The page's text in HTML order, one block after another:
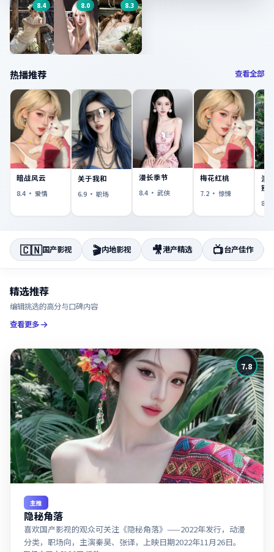
今日主推
隐秘角落
7.8分 ·职场·中国大陆
8.4
繁花似锦
8.0 8.3
热播推荐 查看全部
暗战风云
8.4 · 爱情
关于我和
6.9 · 职场
漫长季节
8.4 · 武侠
梅花红桃
7.2 · 惊悚
潜
别
8.6
🇨🇳国产影视 🎬内地影视 🎥港产精选 📺台产佳作
精选推荐
编辑挑选的高分与口碑内容
查看更多
7.8
主推
隐秘角落
喜欢国产影视的观众可关注《隐秘角落》——2022年发行，动漫
分类，职场向，主演秦昊、张译，上映日期2022年11月26日。